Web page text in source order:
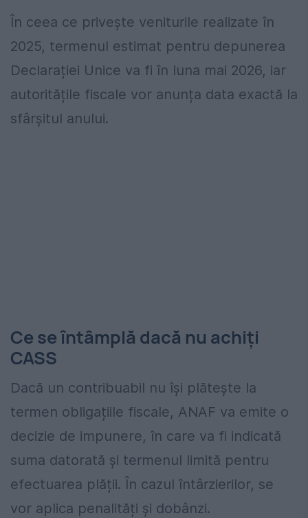
În ceea ce privește veniturile realizate în
2025, termenul estimat pentru depunerea
Declarației Unice va fi în luna mai 2026, iar
autoritățile fiscale vor anunța data exactă la
sfârșitul anului.
Ce se întâmplă dacă nu achiți
CASS
Dacă un contribuabil nu își plătește la
termen obligațiile fiscale, ANAF va emite o
decizie de impunere, în care va fi indicată
suma datorată și termenul limită pentru
efectuarea plății. În cazul întârzierilor, se
vor aplica penalități și dobânzi.